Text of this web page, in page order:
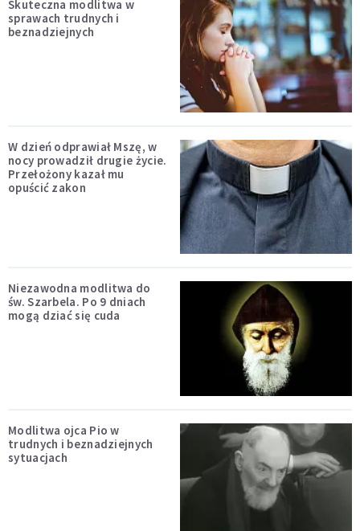
Skuteczna modlitwa w
sprawach trudnych i
beznadziejnych
W dzień odprawiał Mszę, w
nocy prowadził drugie życie.
Przełożony kazał mu
opuścić zakon
Niezawodna modlitwa do
św. Szarbela. Po 9 dniach
mogą dziać się cuda
Modlitwa ojca Pio w
trudnych i beznadziejnych
sytuacjach